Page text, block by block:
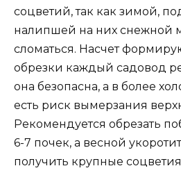
соцветий, так как зимой,
налипшей на них снежной
сломаться. Насчет
обрезки каждый садовод
она безопасна, а в более
есть риск вымерзания
Рекомендуется обрезать
6-7 почек, а весной
получить крупные